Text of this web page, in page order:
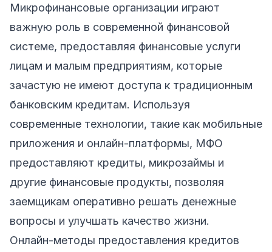
Микрофинансовые организации играют
важную роль в современной финансовой
системе, предоставляя финансовые услуги
лицам и малым предприятиям, которые
зачастую не имеют доступа к традиционным
банковским кредитам. Используя
современные технологии, такие как мобильные
приложения и онлайн-платформы, МФО
предоставляют кредиты, микрозаймы и
другие финансовые продукты, позволяя
заемщикам оперативно решать денежные
вопросы и улучшать качество жизни.
Онлайн-методы предоставления кредитов